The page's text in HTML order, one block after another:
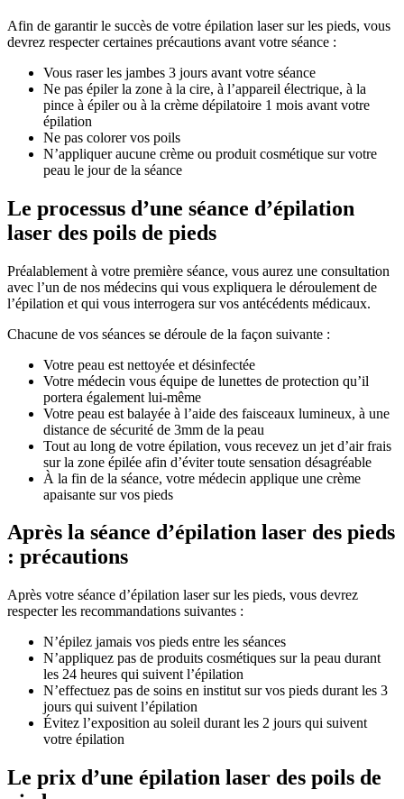
Afin de garantir le succès de votre épilation laser sur les pieds, vous
devrez respecter certaines précautions avant votre séance :
Vous raser les jambes 3 jours avant votre séance
Ne pas épiler la zone à la cire, à l’appareil électrique, à la
pince à épiler ou à la crème dépilatoire 1 mois avant votre
épilation
Ne pas colorer vos poils
N’appliquer aucune crème ou produit cosmétique sur votre
peau le jour de la séance
Le processus d’une séance d’épilation
laser des poils de pieds
Préalablement à votre première séance, vous aurez une consultation
avec l’un de nos médecins qui vous expliquera le déroulement de
l’épilation et qui vous interrogera sur vos antécédents médicaux.
Chacune de vos séances se déroule de la façon suivante :
Votre peau est nettoyée et désinfectée
Votre médecin vous équipe de lunettes de protection qu’il
portera également lui-même
Votre peau est balayée à l’aide des faisceaux lumineux, à une
distance de sécurité de 3mm de la peau
Tout au long de votre épilation, vous recevez un jet d’air frais
sur la zone épilée afin d’éviter toute sensation désagréable
À la fin de la séance, votre médecin applique une crème
apaisante sur vos pieds
Après la séance d’épilation laser des pieds
: précautions
Après votre séance d’épilation laser sur les pieds, vous devrez
respecter les recommandations suivantes :
N’épilez jamais vos pieds entre les séances
N’appliquez pas de produits cosmétiques sur la peau durant
les 24 heures qui suivent l’épilation
N’effectuez pas de soins en institut sur vos pieds durant les 3
jours qui suivent l’épilation
Évitez l’exposition au soleil durant les 2 jours qui suivent
votre épilation
Le prix d’une épilation laser des poils de